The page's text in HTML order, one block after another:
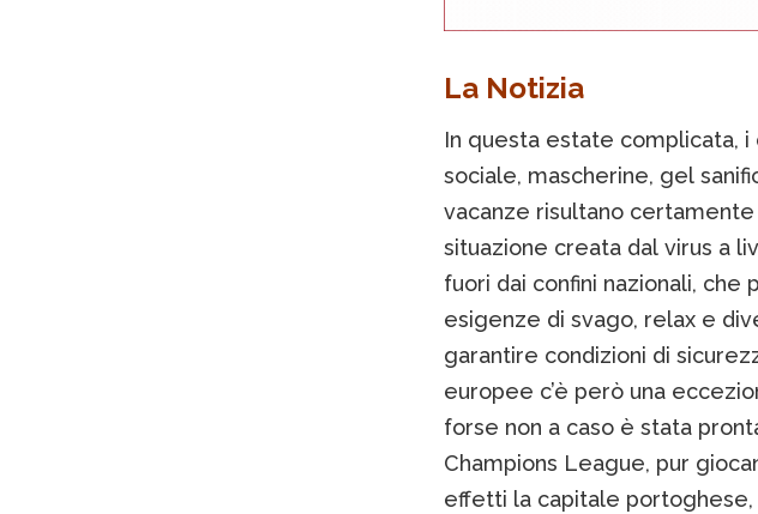
La Notizia
In questa estate complicata,
sociale, mascherine, gel
vacanze risultano
situazione creata dal virus a
fuori dai confini nazionali, che
esigenze di svago, relax e
garantire condizioni di
europee c’è però una
forse non a caso è stata
Champions League, pur
effetti la capitale